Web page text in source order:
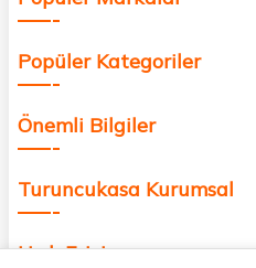
Popüler Kategoriler
Önemli Bilgiler
Turuncukasa Kurumsal
Hızlı Erişim